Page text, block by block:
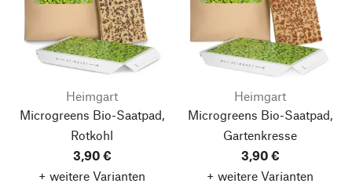
Heimgart
Microgreens Bio-Saatpad,
Rotkohl
3,90 €
+ weitere Varianten
Heimgart
Microgreens Bio-Saatpad,
Gartenkresse
3,90 €
+ weitere Varianten